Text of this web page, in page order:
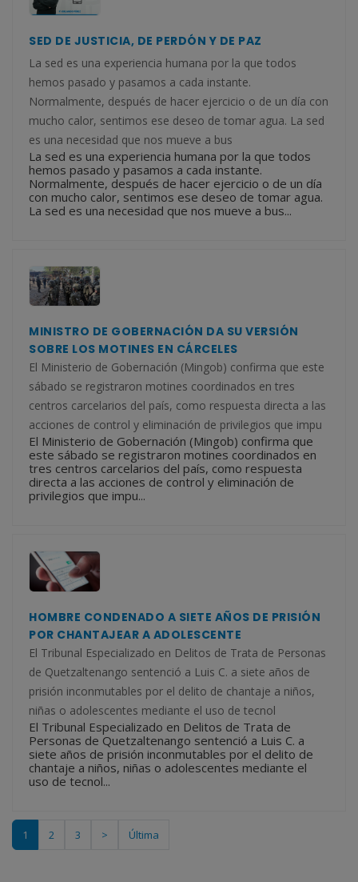
SED DE JUSTICIA, DE PERDÓN Y DE PAZ
La sed es una experiencia humana por la que todos
hemos pasado y pasamos a cada instante.
Normalmente, después de hacer ejercicio o de un día con
mucho calor, sentimos ese deseo de tomar agua. La sed
es una necesidad que nos mueve a bus
La sed es una experiencia humana por la que todos
hemos pasado y pasamos a cada instante.
Normalmente, después de hacer ejercicio o de un día
con mucho calor, sentimos ese deseo de tomar agua.
La sed es una necesidad que nos mueve a bus...
MINISTRO DE GOBERNACIÓN DA SU VERSIÓN
SOBRE LOS MOTINES EN CÁRCELES
El Ministerio de Gobernación (Mingob) confirma que este
sábado se registraron motines coordinados en tres
centros carcelarios del país, como respuesta directa a las
acciones de control y eliminación de privilegios que impu
El Ministerio de Gobernación (Mingob) confirma que
este sábado se registraron motines coordinados en
tres centros carcelarios del país, como respuesta
directa a las acciones de control y eliminación de
privilegios que impu...
HOMBRE CONDENADO A SIETE AÑOS DE PRISIÓN
POR CHANTAJEAR A ADOLESCENTE
El Tribunal Especializado en Delitos de Trata de Personas
de Quetzaltenango sentenció a Luis C. a siete años de
prisión inconmutables por el delito de chantaje a niños,
niñas o adolescentes mediante el uso de tecnol
El Tribunal Especializado en Delitos de Trata de
Personas de Quetzaltenango sentenció a Luis C. a
siete años de prisión inconmutables por el delito de
chantaje a niños, niñas o adolescentes mediante el
uso de tecnol...
1 2 3 > Última